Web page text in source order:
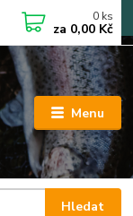
Menu
Hledat
0 ks
za 0,00 Kč